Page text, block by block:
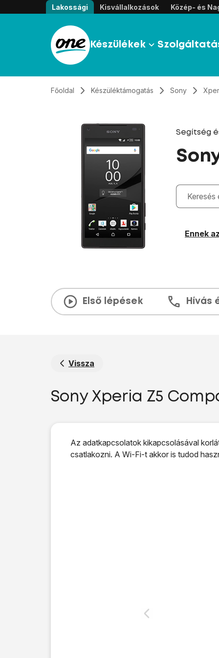
Átugrás, tovább a tartalomhoz
Lakossági Kisvállalkozások Közép- és
Készülékek
Főoldal Készüléktámogatás Sony
Segítség
Gépelés
Ennek
Első lépések Hívás
Vissza
Sony Xperia Z5
Az adatkapcsolatok kikapcsolásával
csatlakozni. A Wi-Fi-t akkor is tudod